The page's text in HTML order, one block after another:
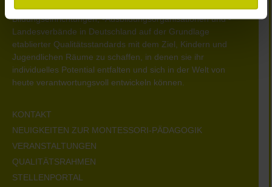
Montessori Deutschland
Bildungseinrichtungen, -Ausbildungsorganisationen und -
Landesverbände in Deutschland auf der Grundlage
etablierter Qualitätsstandards mit dem Ziel, Kindern und
Jugendlichen Räume zu schaffen, in denen sie ihr
individuelles Potential entfalten und sich in der Welt von
heute verantwortungsvoll entwickeln können.
KONTAKT
NEUIGKEITEN ZUR MONTESSORI-PÄDAGOGIK
VERANSTALTUNGEN
QUALITÄTSRAHMEN
STELLENPORTAL